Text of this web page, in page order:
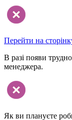
Перейти на
В разі появи
менеджера.
Як ви плануєте